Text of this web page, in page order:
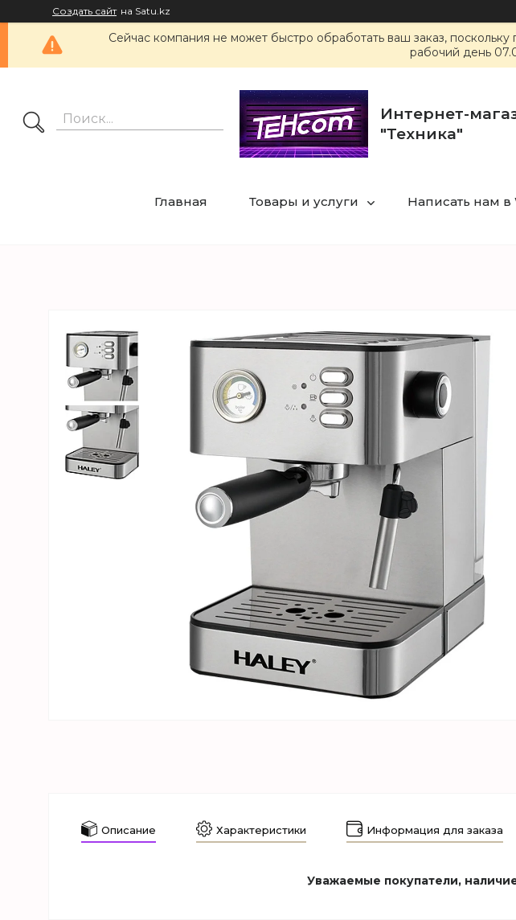
Создать сайт на Satu.kz
Сейчас компания не может быстро обработать ваш заказ,
рабочий день
Интернет-
"Техника"
Главная Товары и услуги Написать нам в
Описание Характеристики Информация для заказа
Уважаемые покупатели,